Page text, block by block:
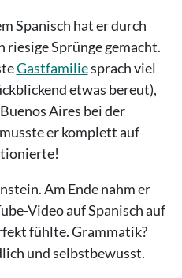
Spanisch hat er durch
riesige Sprünge gemacht.
Gastfamiliesprach viel
etwas bereut),
Aires bei der
er komplett auf
Am Ende nahm er
Video auf Spanisch auf
fühlte. Grammatik?
und selbstbewusst.